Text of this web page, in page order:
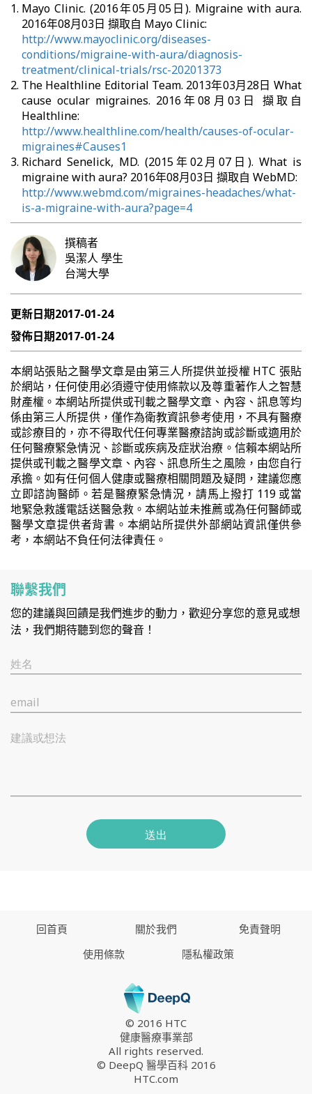
Mayo Clinic. (2016年05月05日). Migraine with aura.
2016年08月03日 擷取自 Mayo Clinic:
http://www.mayoclinic.org/diseases-
conditions/migraine-with-aura/diagnosis-
treatment/clinical-trials/rsc-20201373
The Healthline Editorial Team. 2013年03月28日 What
cause ocular migraines. 2016年08月03日 擷取自
Healthline:
http://www.healthline.com/health/causes-of-ocular-
migraines#Causes1
Richard Senelick, MD. (2015年02月07日). What is
migraine with aura? 2016年08月03日 擷取自 WebMD:
http://www.webmd.com/migraines-headaches/what-
is-a-migraine-with-aura?page=4
撰稿者
吳潔人 學生
台灣大學
更新日期2017-01-24
發佈日期2017-01-24
本網站張貼之醫學文章是由第三人所提供並授權 HTC 張貼
於網站，任何使用必須遵守使用條款以及尊重著作人之智慧
財產權。本網站所提供或刊載之醫學文章、內容、訊息等均
係由第三人所提供，僅作為衛教資訊參考使用，不具有醫療
或診療目的，亦不得取代任何專業醫療諮詢或診斷或適用於
任何醫療緊急情況、診斷或疾病及症狀治療。信賴本網站所
提供或刊載之醫學文章、內容、訊息所生之風險，由您自行
承擔。如有任何個人健康或醫療相關問題及疑問，建議您應
立即諮詢醫師。若是醫療緊急情況，請馬上撥打 119 或當
地緊急救護電話送醫急救。本網站並未推薦或為任何醫師或
醫學文章提供者背書。本網站所提供外部網站資訊僅供參
考，本網站不負任何法律責任。
聯繫我們
您的建議與回饋是我們進步的動力，歡迎分享您的意見或想
法，我們期待聽到您的聲音！
姓名
email
建議或想法
送出
回首頁 關於我們
免責聲明
使用條款
隱私權政策
© 2016 HTC
健康醫療事業部
All rights reserved.
© DeepQ 醫學百科 2016
HTC.com